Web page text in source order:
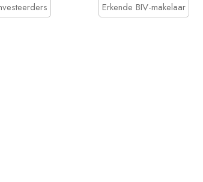
Erkende BIV-makelaar